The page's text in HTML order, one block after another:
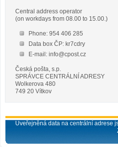
Central address operator
(on workdays from 08.00 to 15.00.)
Phone: 954 406 285
Data box ČP: kr7cdry
E-mail: info@cpost.cz
Česká pošta, s.p.
SPRÁVCE CENTRÁLNÍ ADRESY
Wolkerova 480
749 20 Vítkov
Uveřejněná data na centrální adrese